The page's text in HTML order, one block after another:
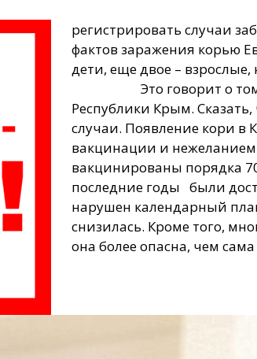
регистрировать случаи
фактов заражения корью
дети, еще двое –
Это говорит о том,
Республики Крым.
случаи. Появление кори
вакцинации и
вакцинированы порядка
последние годы были
нарушен календарный
снизилась. Кроме того,
она более опасна, чем